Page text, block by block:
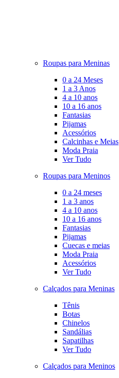
Roupas para Meninas
0 a 24 Meses
1 a 3 Anos
4 a 10 anos
10 a 16 anos
Fantasias
Pijamas
Acessórios
Calcinhas e Meias
Moda Praia
Ver Tudo
Roupas para Meninos
0 a 24 meses
1 a 3 anos
4 a 10 anos
10 a 16 anos
Fantasias
Pijamas
Cuecas e meias
Moda Praia
Acessórios
Ver Tudo
Calçados para Meninas
Tênis
Botas
Chinelos
Sandálias
Sapatilhas
Ver Tudo
Calçados para Meninos